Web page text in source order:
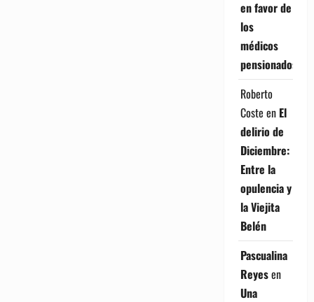
en favor de
los
médicos
pensionados
Roberto
Coste en El
delirio de
Diciembre:
Entre la
opulencia y
la Viejita
Belén
Pascualina
Reyesen
Una